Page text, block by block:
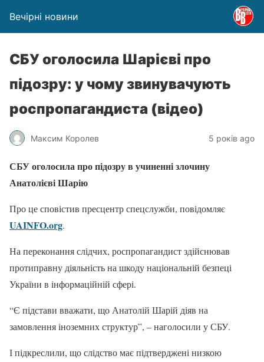
Вечірні новини
СБУ оголосила Шарієві про
підозру: у чому звинувачують
роспропагандиста (відео)
Максим Королев 5 років ago
СБУ оголосила про підозру в учиненні злочину
Анатолієві Шарію
Про це сповістив пресцентр спецслужби, повідомляє
UAINFO.org.
На переконання слідчих, роспропагандист здійснював
протиправну діяльність на шкоду національній безпеці
України в інформаційній сфері.
“Є підстави вважати, що Анатолій Шарій діяв на
замовлення іноземних структур”, – наголосили у СБУ.
І підкреслили, що слідство має підтверджені низкою